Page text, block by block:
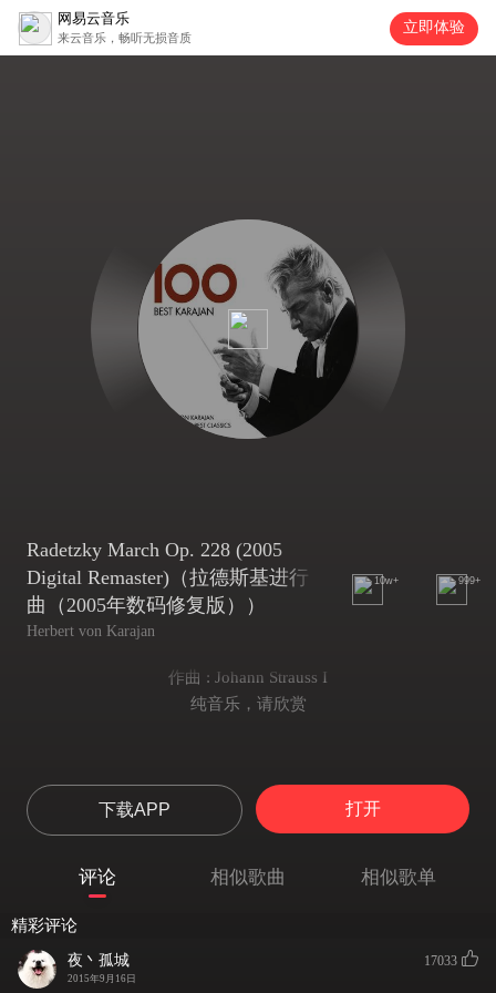
网易云音乐
来云音乐，畅听无损音质
立即体验
Radetzky March Op. 228 (2005
Digital Remaster)（拉德斯基进行
曲（2005年数码修复版））
Herbert von Karajan
10w+ 999+
作曲 : Johann Strauss I
纯音乐，请欣赏
下载APP 打开
评论 相似歌曲 相似歌单
精彩评论
夜丶孤城
2015年9月16日
17033